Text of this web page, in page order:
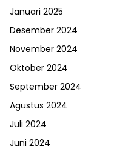
Januari 2025
Desember 2024
November 2024
Oktober 2024
September 2024
Agustus 2024
Juli 2024
Juni 2024